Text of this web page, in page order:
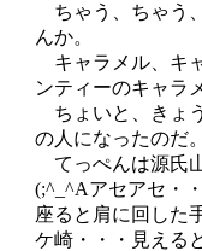
ちゃう、ちゃう
んか。
キャラメル、キ
ンティーのキャラ
ちょいと、きょ
の人になったのだ。
てっぺんは源氏
(;^_^Aアセアセ・
座ると肩に回した
ケ崎・・・見える